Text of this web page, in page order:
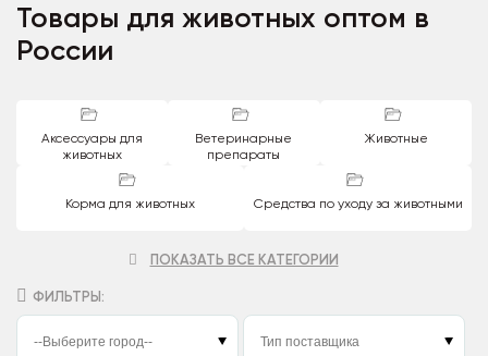
Товары для животных оптом в
России
Аксессуары для
животных
Ветеринарные
препараты
Животные
Корма для животных Средства по уходу за животными
ПОКАЗАТЬ ВСЕ КАТЕГОРИИ
ФИЛЬТРЫ: